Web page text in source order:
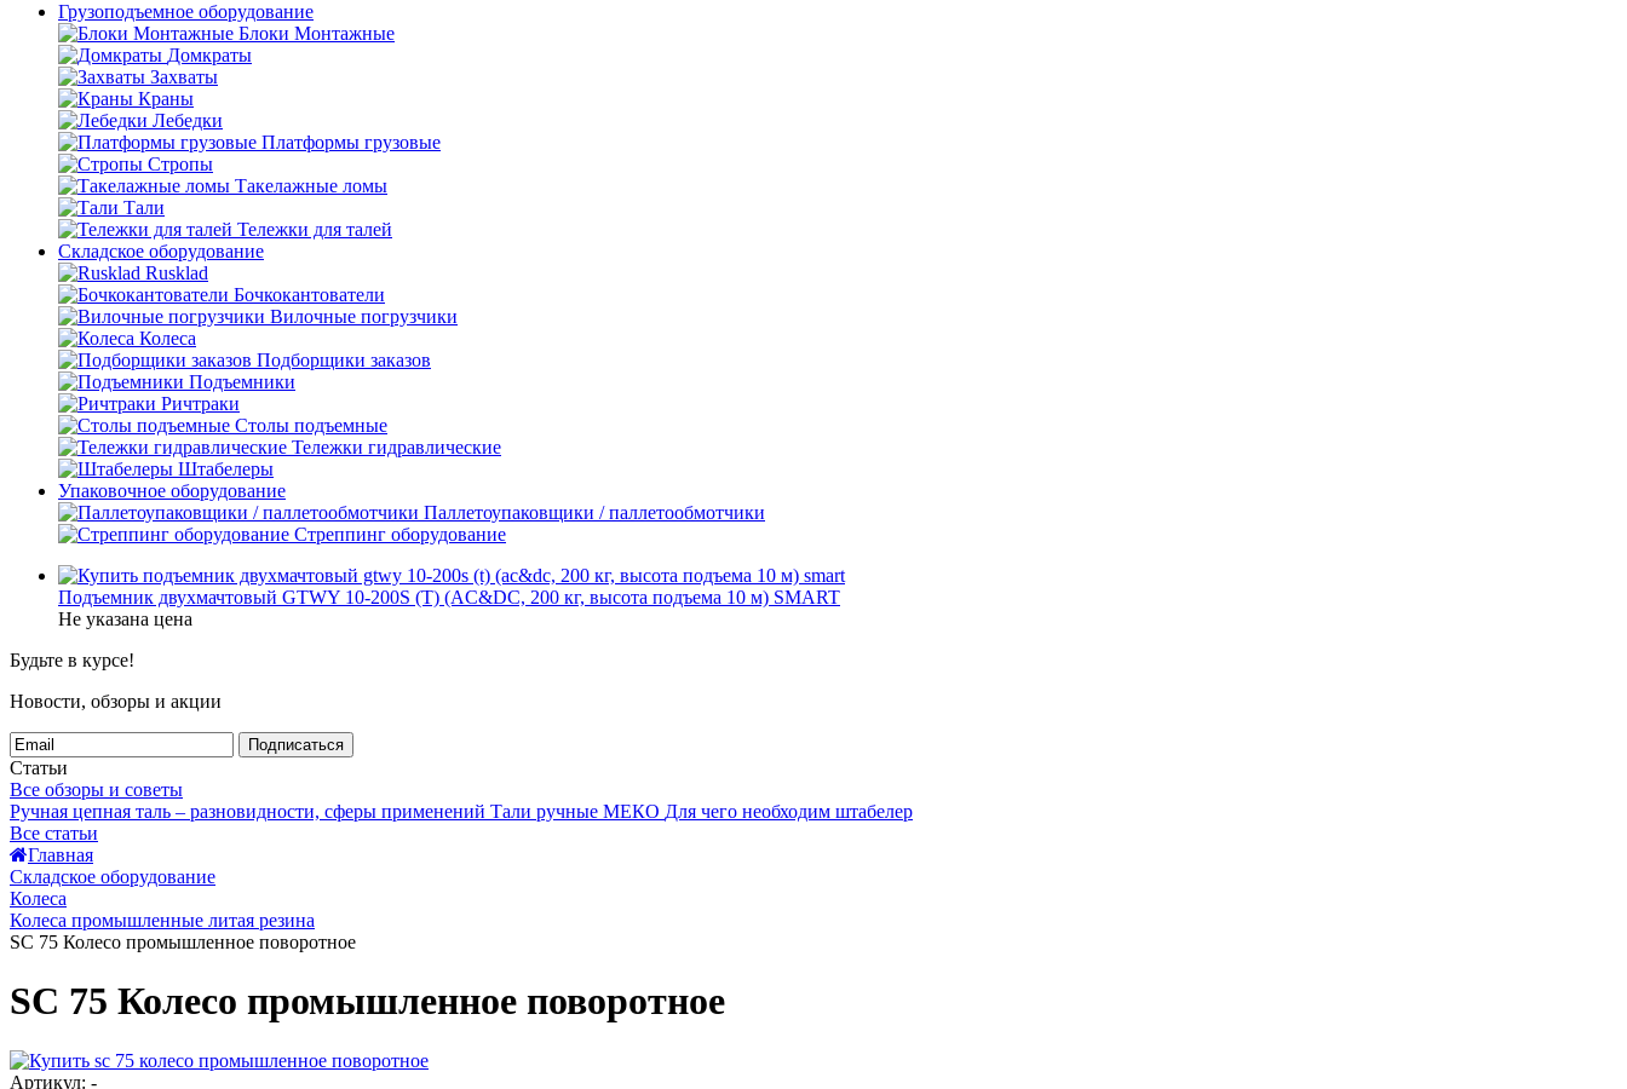
Грузоподъемное оборудование
Блоки Монтажные
Домкраты
Захваты
Краны
Лебедки
Платформы грузовые
Стропы
Такелажные ломы
Тали
Тележки для талей
Складское оборудование
Rusklad
Бочкокантователи
Вилочные погрузчики
Колеса
Подборщики заказов
Подъемники
Ричтраки
Столы подъемные
Тележки гидравлические
Штабелеры
Упаковочное оборудование
Паллетоупаковщики / паллетообмотчики
Стреппинг оборудование
Подъемник двухмачтовый GTWY 10-200S (T) (AC&DC, 200 кг, высота подъема 10 м) SMART
Не указана цена
Будьте в курсе!
Новости, обзоры и акции
Подписаться
Статьи
Все обзоры и советы
Ручная цепная таль – разновидности, сферы применений Тали ручные МЕКО Для чего необходим штабелер
Все статьи
Главная
Складское оборудование
Колеса
Колеса промышленные литая резина
SC 75 Колесо промышленное поворотное
SC 75 Колесо промышленное поворотное
Артикул: -